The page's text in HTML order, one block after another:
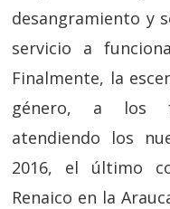
desangramiento y
servicio a
Finalmente, la
género, a los
atendiendo los
2016, el último
Renaico en la